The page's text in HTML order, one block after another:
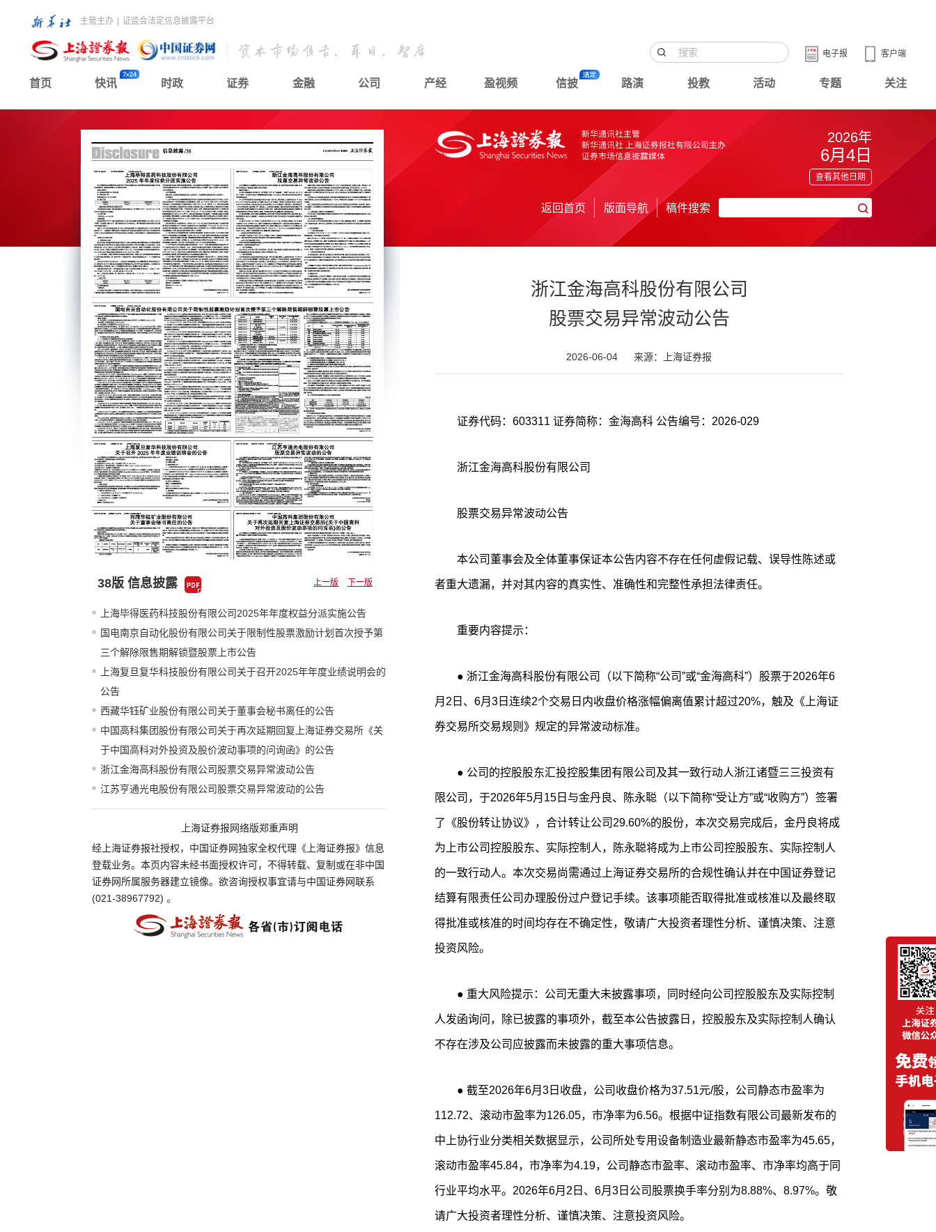
主管主办 证监会法定信息披露平台
客户端
电子报
首页 快讯 时政 证券 金融 公司 产经 盈视频 信披 路演 投教 活动 专题 关注
38版 信息披露 上一版 下一版
上海毕得医药科技股份有限公司2025年年度权益分派实施公告
国电南京自动化股份有限公司关于限制性股票激励计划首次授予第
三个解除限售期解锁暨股票上市公告
上海复旦复华科技股份有限公司关于召开2025年年度业绩说明会的
公告
西藏华钰矿业股份有限公司关于董事会秘书离任的公告
中国高科集团股份有限公司关于再次延期回复上海证券交易所《关
于中国高科对外投资及股价波动事项的问询函》的公告
浙江金海高科股份有限公司股票交易异常波动公告
江苏亨通光电股份有限公司股票交易异常波动的公告
上海证券报网络版郑重声明
经上海证券报社授权，中国证券网独家全权代理《上海证券报》信息
登载业务。本页内容未经书面授权许可，不得转载、复制或在非中国
证券网所属服务器建立镜像。欲咨询授权事宜请与中国证券网联系
(021-38967792) 。
2026年
6月4日
查看其他日期
返回首页 版面导航 稿件搜索
浙江金海高科股份有限公司
股票交易异常波动公告
2026-06-04 来源：上海证券报
证券代码：603311 证券简称：金海高科 公告编号：2026-029
浙江金海高科股份有限公司
股票交易异常波动公告
本公司董事会及全体董事保证本公告内容不存在任何虚假记载、误导性陈述或
者重大遗漏，并对其内容的真实性、准确性和完整性承担法律责任。
重要内容提示：
● 浙江金海高科股份有限公司（以下简称“公司”或“金海高科”）股票于2026年6
月2日、6月3日连续2个交易日内收盘价格涨幅偏离值累计超过20%，触及《上海证
券交易所交易规则》规定的异常波动标准。
● 公司的控股股东汇投控股集团有限公司及其一致行动人浙江诸暨三三投资有
限公司，于2026年5月15日与金丹良、陈永聪（以下简称“受让方”或“收购方”）签署
了《股份转让协议》，合计转让公司29.60%的股份，本次交易完成后，金丹良将成
为上市公司控股股东、实际控制人，陈永聪将成为上市公司控股股东、实际控制人
的一致行动人。本次交易尚需通过上海证券交易所的合规性确认并在中国证券登记
结算有限责任公司办理股份过户登记手续。该事项能否取得批准或核准以及最终取
得批准或核准的时间均存在不确定性，敬请广大投资者理性分析、谨慎决策、注意
投资风险。
● 重大风险提示：公司无重大未披露事项，同时经向公司控股股东及实际控制
人发函询问，除已披露的事项外，截至本公告披露日，控股股东及实际控制人确认
不存在涉及公司应披露而未披露的重大事项信息。
● 截至2026年6月3日收盘，公司收盘价格为37.51元/股，公司静态市盈率为
112.72、滚动市盈率为126.05，市净率为6.56。根据中证指数有限公司最新发布的
中上协行业分类相关数据显示，公司所处专用设备制造业最新静态市盈率为45.65，
滚动市盈率45.84，市净率为4.19，公司静态市盈率、滚动市盈率、市净率均高于同
行业平均水平。2026年6月2日、6月3日公司股票换手率分别为8.88%、8.97%。敬
请广大投资者理性分析、谨慎决策、注意投资风险。